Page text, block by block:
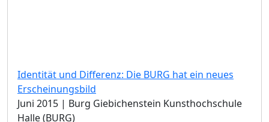
Identität und Differenz: Die BURG hat ein neues
Erscheinungsbild
Juni 2015 | Burg Giebichenstein Kunsthochschule
Halle (BURG)